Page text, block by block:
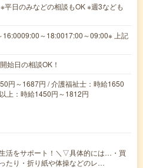
平日のみなどの相談もOK ※週3なども
16:0009:00～18:0017:00～09:00※ 上記
始日の相談OK！
円～1687円 / 介護福祉士：時給1650
上：時給1450円～1812円
活をサポート！＼▽具体的には…・買
たり・折り紙や体操などのレ…